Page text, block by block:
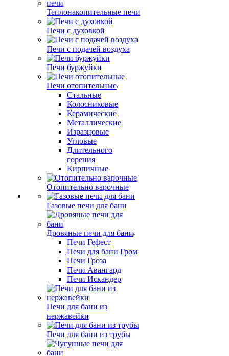
Теплонакопительные печи
Печи с духовкой
Печи с подачей воздуха
Печи буржуйки
Печи отопительные
Стальные
Колосниковые
Керамические
Металлические
Изразцовые
Угловые
Длительного
горения
Кирпичные
Отопительно варочные
Газовые печи для бани
Дровяные печи для бани
Печи Гефест
Печи для бани Гром
Печи Гроза
Печи Авангард
Печи Искандер
Печи для бани из
нержавейки
Печи для бани из трубы